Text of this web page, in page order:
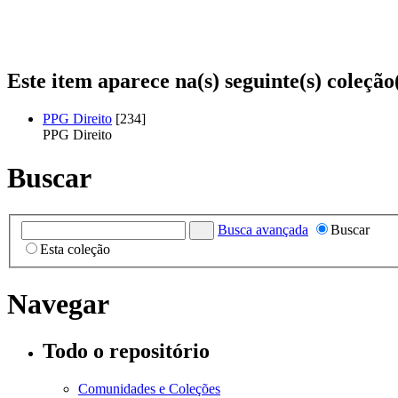
Este item aparece na(s) seguinte(s)
PPG Direito [234]
PPG Direito
Buscar
Busca avançada
Buscar
Esta coleção
Navegar
Todo o repositório
Comunidades e Coleções